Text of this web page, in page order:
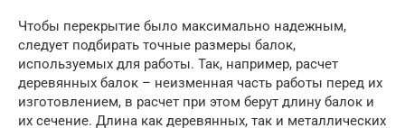
Чтобы перекрытие было максимально надежным,
следует подбирать точные размеры балок,
используемых для работы. Так, например, расчет
деревянных балок – неизменная часть работы перед их
изготовлением, в расчет при этом берут длину балок и
их сечение. Длина как деревянных, так и металлических